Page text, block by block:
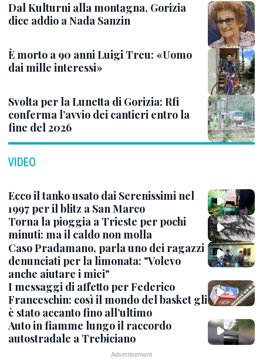
Dal Kulturni alla montagna, Gorizia
dice addio a Nada Sanzin
È morto a 90 anni Luigi Treu: «Uomo
dai mille interessi»
Svolta per la Lunetta di Gorizia: Rfi
conferma l’avvio dei cantieri entro la
fine del 2026
VIDEO
Ecco il tanko usato dai Serenissimi nel
1997 per il blitz a San Marco
Torna la pioggia a Trieste per pochi
minuti: ma il caldo non molla
Caso Pradamano, parla uno dei ragazzi
denunciati per la limonata: "Volevo
anche aiutare i miei"
I messaggi di affetto per Federico
Franceschin: così il mondo del basket gli
è stato accanto fino all’ultimo
Auto in fiamme lungo il raccordo
autostradale a Trebiciano